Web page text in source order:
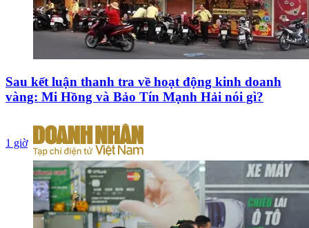
Sau kết luận thanh tra về hoạt động kinh doanh
vàng: Mi Hồng và Bảo Tín Mạnh Hải nói gì?
1 giờ